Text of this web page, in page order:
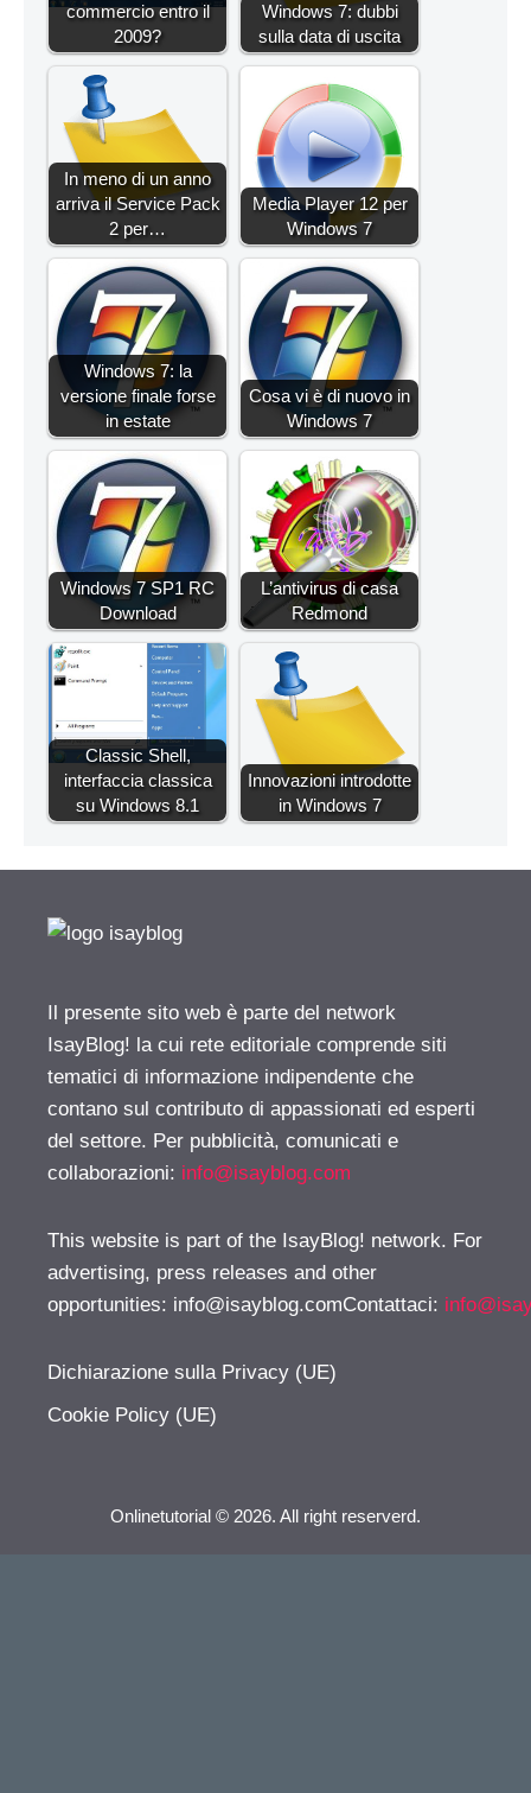
commercio entro il
2009?
Windows 7: dubbi
sulla data di uscita
In meno di un anno
arriva il Service Pack
2 per…
Media Player 12 per
Windows 7
Windows 7: la
versione finale forse
in estate
Cosa vi è di nuovo in
Windows 7
Windows 7 SP1 RC
Download
L’antivirus di casa
Redmond
Classic Shell,
interfaccia classica
su Windows 8.1
Innovazioni introdotte
in Windows 7
Il presente sito web è parte del network
IsayBlog! la cui rete editoriale comprende siti
tematici di informazione indipendente che
contano sul contributo di appassionati ed esperti
del settore. Per pubblicità, comunicati e
collaborazioni: info@isayblog.com
This website is part of the IsayBlog! network. For
advertising, press releases and other
opportunities: info@isayblog.comContattaci:
Dichiarazione sulla Privacy (UE)
Cookie Policy (UE)
Onlinetutorial © 2026. All right reserverd.